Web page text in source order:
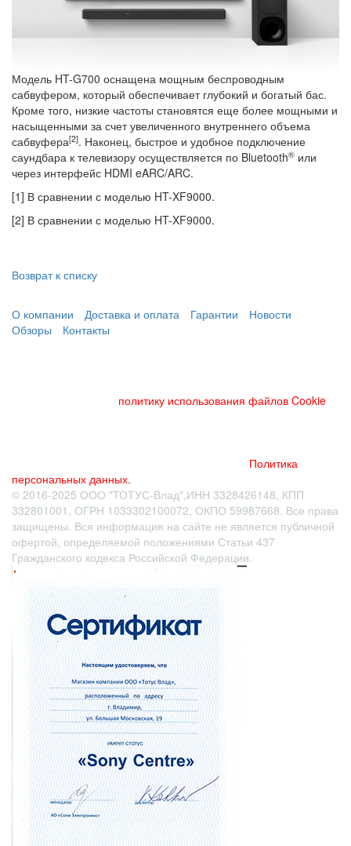
Модель HT-G700 оснащена мощным беспроводным
сабвуфером, который обеспечивает глубокий и богатый бас.
Кроме того, низкие частоты становятся еще более мощными и
насыщенными за счет увеличенного внутреннего объема
сабвуфера[2]. Наконец, быстрое и удобное подключение
саундбара к телевизору осуществляется по Bluetooth® или
через интерфейс HDMI eARC/ARC.
[1] В сравнении с моделью HT-XF9000.
[2] В сравнении с моделью HT-XF9000.
Возврат к списку
О компании Доставка и оплата Гарантии
Новости
Обзоры
Контакты
политику использования файлов Cookie
Политика
персональных данных.
© 2016-2025 ООО "ТОТУС-Влад",ИНН 3328426148, КПП
332801001, ОГРН 1033302100072, ОКПО 59987668. Все права
защищены. Вся информация на сайте не является публичной
офертой, определяемой положениями Статьи 437
Гражданского кодекса Российской Федерации.